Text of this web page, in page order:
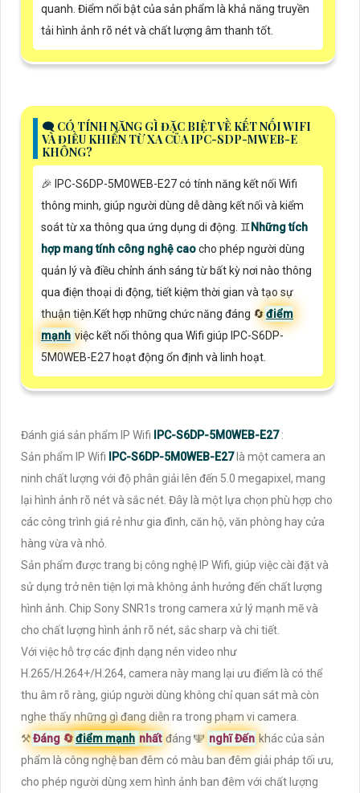
quanh. Điểm nổi bật của sản phẩm là khả năng truyền
tải hình ảnh rõ nét và chất lượng âm thanh tốt.
🗨️ CÓ TÍNH NĂNG GÌ ĐẶC BIỆT VỀ KẾT NỐI WIFI
VÀ ĐIỀU KHIỂN TỪ XA CỦA IPC-SDP-MWEB-E
KHÔNG?
️🎉 IPC-S6DP-5M0WEB-E27 có tính năng kết nối Wifi
thông minh, giúp người dùng dễ dàng kết nối và kiểm
soát từ xa thông qua ứng dụng di động. ♊Những tích
hợp mang tính công nghệ caocho phép người dùng
quản lý và điều chỉnh ánh sáng từ bất kỳ nơi nào thông
qua điện thoại di động, tiết kiệm thời gian và tạo sự
thuận tiện.Kết hợp những chức năng đáng 🔄điểm
mạnh việc kết nối thông qua Wifi giúp IPC-S6DP-
5M0WEB-E27 hoạt động ổn định và linh hoạt.
Đánh giá sản phẩm IP Wifi IPC-S6DP-5M0WEB-E27:
Sản phẩm IP Wifi IPC-S6DP-5M0WEB-E27là một camera an
ninh chất lượng với độ phân giải lên đến 5.0 megapixel, mang
lại hình ảnh rõ nét và sắc nét. Đây là một lựa chọn phù hợp cho
các công trình giá rẻ như gia đình, căn hộ, văn phòng hay cửa
hàng vừa và nhỏ.
Sản phẩm được trang bị công nghệ IP Wifi, giúp việc cài đặt và
sử dụng trở nên tiện lợi mà không ảnh hưởng đến chất lượng
hình ảnh. Chip Sony SNR1s trong camera xử lý mạnh mẽ và
cho chất lượng hình ảnh rõ nét, sắc sharp và chi tiết.
Với việc hỗ trợ các định dạng nén video như
H.265/H.264+/H.264, camera này mang lại ưu điểm là có thể
thu âm rõ ràng, giúp người dùng không chỉ quan sát mà còn
nghe thấy những gì đang diễn ra trong phạm vi camera.
⚒Đáng 🔄điểm mạnh nhất đáng 🕎 nghĩ Đến khác của sản
phẩm là công nghệ ban đêm có màu ban đêm giải pháp tối ưu,
cho phép người dùng xem hình ảnh ban đêm với chất lượng